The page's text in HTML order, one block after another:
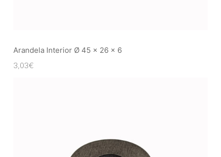
Arandela Interior Ø 45 x 26 x 6
3,03€